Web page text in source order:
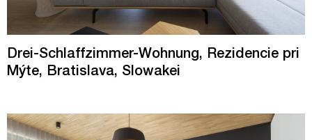
Drei-Schlaffzimmer-Wohnung, Rezidencie pri
Mýte, Bratislava, Slowakei